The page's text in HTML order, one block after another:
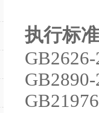
执行标准